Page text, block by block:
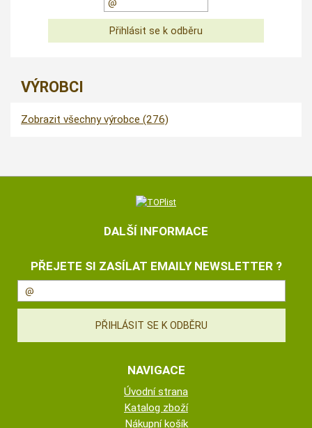
VÝROBCI
Zobrazit všechny výrobce (276)
DALŠÍ INFORMACE
PŘEJETE SI ZASÍLAT EMAILY NEWSLETTER ?
NAVIGACE
Úvodní strana
Katalog zboží
Nákupní košík